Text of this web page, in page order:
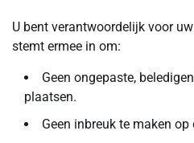
U bent verantwoordelijk voor
stemt ermee in om:
Geen ongepaste,
plaatsen.
Geen inbreuk te maken